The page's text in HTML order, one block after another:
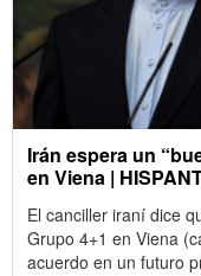
Irán espera un
en Viena |
El canciller iraní dice
Grupo 4+1 en Viena
acuerdo en un futuro